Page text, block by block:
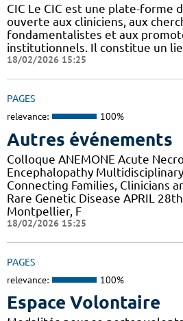
CIC Le CIC est une plate-forme
ouverte aux cliniciens, aux
fondamentalistes et aux
institutionnels. Il constitue un
18/02/2026 15:25
PAGES
relevance: 100%
Autres événements
Colloque ANEMONE Acute
Encephalopathy
Connecting Families, Clinicians
Rare Genetic Disease APRIL
Montpellier, F
18/02/2026 15:25
PAGES
relevance: 100%
Espace Volontaire